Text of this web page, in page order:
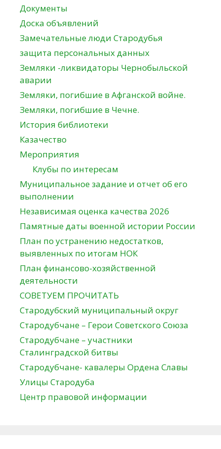
Документы
Доска объявлений
Замечательные люди Стародубья
защита персональных данных
Земляки -ликвидаторы Чернобыльской
аварии
Земляки, погибшие в Афганской войне.
Земляки, погибшие в Чечне.
История библиотеки
Казачество
Мероприятия
Клубы по интересам
Муниципальное задание и отчет об его
выполнении
Независимая оценка качества 2026
Памятные даты военной истории России
План по устранению недостатков,
выявленных по итогам НОК
План финансово-хозяйственной
деятельности
СОВЕТУЕМ ПРОЧИТАТЬ
Стародубский муниципальный округ
Стародубчане – Герои Советского Союза
Стародубчане – участники
Сталинградской битвы
Стародубчане- кавалеры Ордена Славы
Улицы Стародуба
Центр правовой информации